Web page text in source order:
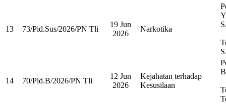
13 73/Pid.Sus/2026/PN Tli
19 Jun
2026
Narkotika
14 70/Pid.B/2026/PN Tli
12 Jun
2026
Kejahatan terhadap
Kesusilaan